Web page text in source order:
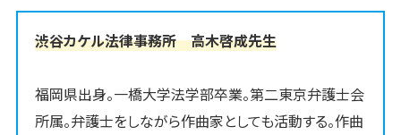
渋谷カケル法律事務所 高木啓成先生
福岡県出身。一橋大学法学部卒業。第二東京弁護士会
所属。弁護士をしながら作曲家としても活動する。作曲